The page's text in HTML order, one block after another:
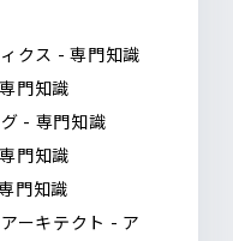
クス - 専門知識
門知識
- 専門知識
門知識
門知識
ーキテクト - ア